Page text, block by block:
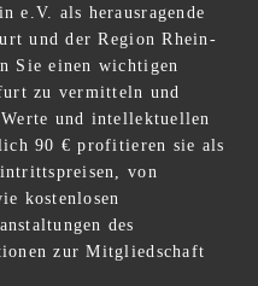
e.V. als herausragende
und der Region Rhein-
Sie einen wichtigen
zu vermitteln und
und intellektuellen
90 € profitieren sie als
von
kostenlosen
des
zur Mitgliedschaft